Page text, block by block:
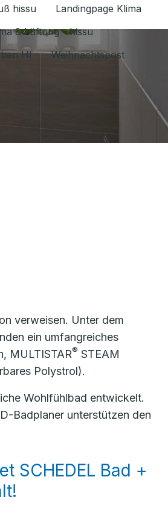
umschalten
hissu
Landingpage Klima
& Lüftung - hissu
HI
Weihnachtspost
verweisen. Unter dem
ein umfangreiches
MULTISTAR® STEAM
Polystrol).
Wohlfühlbad entwickelt.
Badplaner unterstützen den
SCHEDEL Bad +